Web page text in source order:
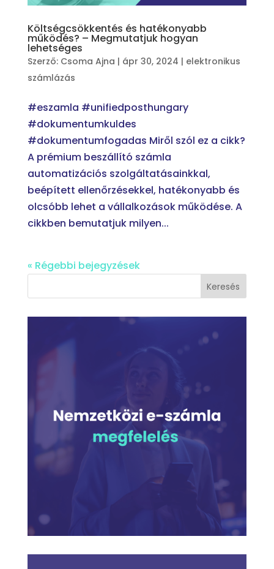
Költségcsökkentés és hatékonyabb
működés? – Megmutatjuk hogyan
lehetséges
Szerző: Csoma Ajna | ápr 30, 2024 | elektronikus
számlázás
#eszamla #unifiedposthungary
#dokumentumkuldes
#dokumentumfogadas Miről szól ez a cikk?
A prémium beszállító számla
automatizációs szolgáltatásainkkal,
beépített ellenőrzésekkel, hatékonyabb és
olcsóbb lehet a vállalkozások működése. A
cikkben bemutatjuk milyen...
« Régebbi bejegyzések